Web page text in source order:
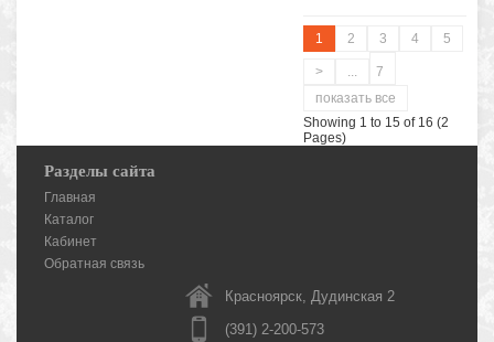
1 2 3 4 5
> ...
7
показать все
Showing 1 to 15 of 16 (2
Pages)
Разделы сайта
Главная
Каталог
Кабинет
Обратная связь
Красноярск, Дудинская 2
(391) 2-200-573